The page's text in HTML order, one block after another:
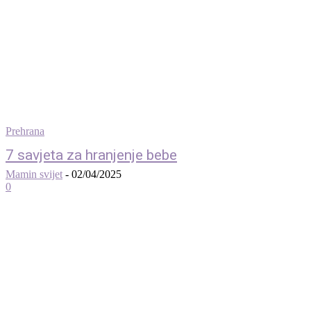
Prehrana
7 savjeta za hranjenje bebe
Mamin svijet - 02/04/2025
0